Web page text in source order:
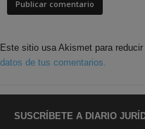
Este sitio usa Akismet para reducir
datos de tus comentarios.
SUSCRÍBETE A DIARIO